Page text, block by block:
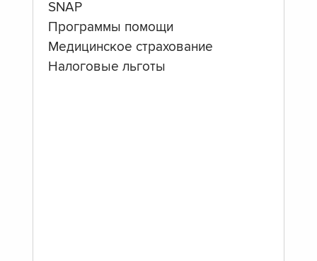
SNAP
Программы помощи
Медицинское страхование
Налоговые льготы